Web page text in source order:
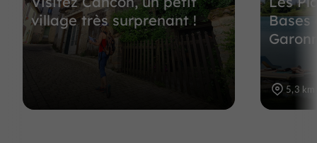
village très surprenant !
Bases
5,3 km